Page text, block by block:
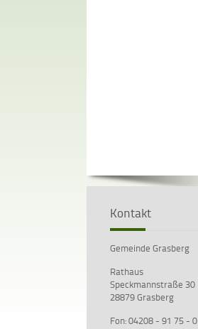
Kontakt
Gemeinde Grasberg
Rathaus
Speckmannstraße 30
28879 Grasberg
Fon: 04208 - 91 75 - 0